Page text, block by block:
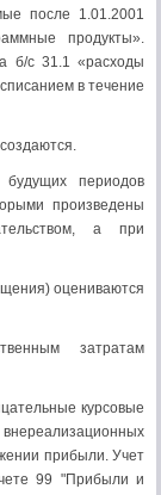
после 1.01.2001
продукты».
б/с 31.1 «расходы
в течение
периодов
произведены
а при
оцениваются
затратам
курсовые
прибыли. Учет
99 "Прибыли и